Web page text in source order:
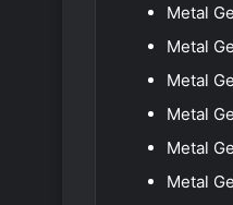
Metal
Metal
Metal
Metal
Metal
Metal